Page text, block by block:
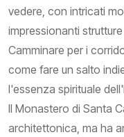
vedere, con intricati
impressionanti
Camminare per i
come fare un salto
l'essenza spirituale
Il Monastero di Santa
architettonica, ma ha